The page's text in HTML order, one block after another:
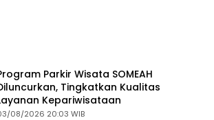
Parkir Wisata SOMEAH
Tingkatkan Kualitas
Kepariwisataan
08/2026 20:03 WIB